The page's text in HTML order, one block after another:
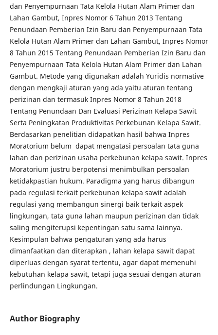
dan Penyempurnaan Tata Kelola Hutan Alam Primer dan
Lahan Gambut, Inpres Nomor 6 Tahun 2013 Tentang
Penundaan Pemberian Izin Baru dan Penyempurnaan Tata
Kelola Hutan Alam Primer dan Lahan Gambut, Inpres Nomor
8 Tahun 2015 Tentang Penundaan Pemberian Izin Baru dan
Penyempurnaan Tata Kelola Hutan Alam Primer dan Lahan
Gambut. Metode yang digunakan adalah Yuridis normative
dengan mengkaji aturan yang ada yaitu aturan tentang
perizinan dan termasuk Inpres Nomor 8 Tahun 2018
Tentang Penundaan Dan Evaluasi Perizinan Kelapa Sawit
Serta Peningkatan Produktivitas Perkebunan Kelapa Sawit.
Berdasarkan penelitian didapatkan hasil bahwa Inpres
Moratorium belum dapat mengatasi persoalan tata guna
lahan dan perizinan usaha perkebunan kelapa sawit. Inpres
Moratorium justru berpotensi menimbulkan persoalan
ketidakpastian hukum. Paradigma yang harus dibangun
pada regulasi terkait perkebunan kelapa sawit adalah
regulasi yang membangun sinergi baik terkait aspek
lingkungan, tata guna lahan maupun perizinan dan tidak
saling mengiterupsi kepentingan satu sama lainnya.
Kesimpulan bahwa pengaturan yang ada harus
dimanfaatkan dan diterapkan , lahan kelapa sawit dapat
diperluas dengan syarat tertentu, agar dapat memenuhi
kebutuhan kelapa sawit, tetapi juga sesuai dengan aturan
perlindungan Lingkungan.
Author Biography